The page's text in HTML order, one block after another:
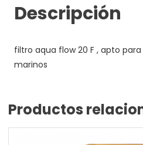
Descripción
filtro aqua flow 20 F , apto
marinos
Productos